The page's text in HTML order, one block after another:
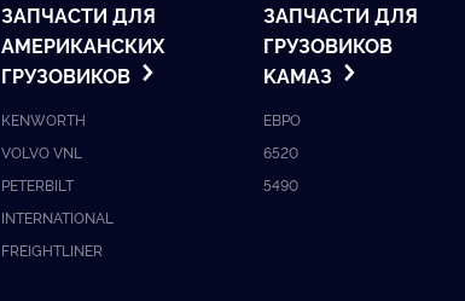
ЗАПЧАСТИ ДЛЯ
АМЕРИКАНСКИХ
ГРУЗОВИКОВ
KENWORTH
VOLVO VNL
PETERBILT
INTERNATIONAL
FREIGHTLINER
ЗАПЧАСТИ ДЛЯ
ГРУЗОВИКОВ
KАМАЗ
ЕВРО
6520
5490